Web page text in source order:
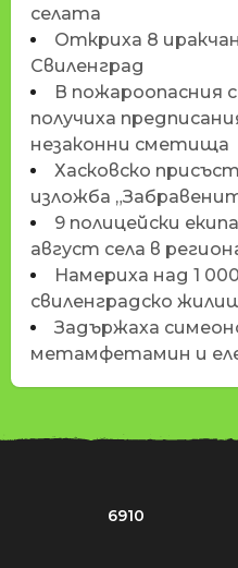
селата
Откриха 8
Свиленград
В пожароопасния
получиха
незаконни сметища
Хасковско
изложба
9 полицейски
август села в
Намериха над 1
свиленградско
Задържаха
метамфетамин и
6910